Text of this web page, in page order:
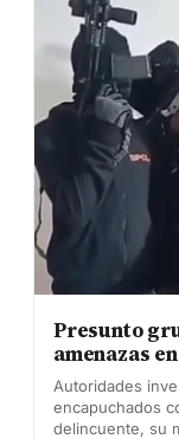
Presunto
amenazas
Autoridades
encapuchados
delincuente, su